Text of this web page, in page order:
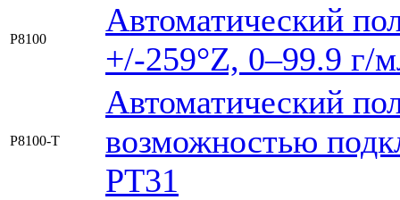
Р8100
Автоматический
+/-259°Z, 0–99.9 г/
Р8100-Т
Автоматический
возможностью
РТ31